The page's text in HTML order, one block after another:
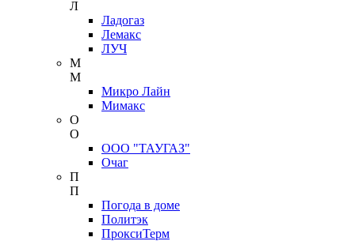
Л
Ладогаз
Лемакс
ЛУЧ
М
М
Микро Лайн
Мимакс
О
О
ООО "ТАУГАЗ"
Очаг
П
П
Погода в доме
Политэк
ПроксиТерм